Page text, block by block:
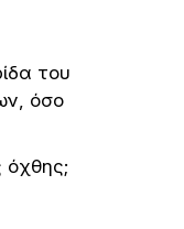
του
όσο
όχθης;